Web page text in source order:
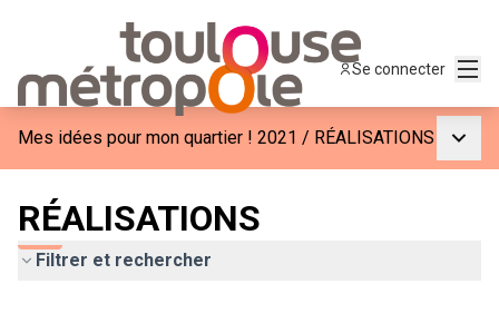
Se connecter
Mes idées pour mon quartier ! 2021 / RÉALISATIONS
RÉALISATIONS
Filtrer et rechercher